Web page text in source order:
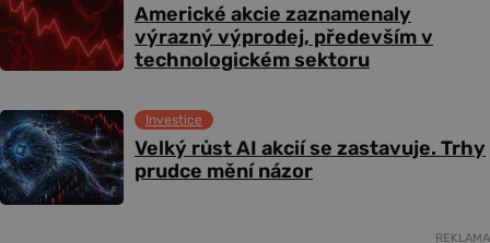
Americké akcie zaznamenaly
výrazný výprodej, především v
technologickém sektoru
Velký růst AI akcií se zastavuje. Trhy
prudce mění názor
Investice
REKLAMA